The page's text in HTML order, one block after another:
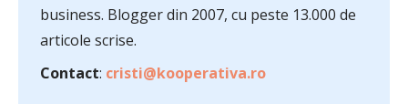
business. Blogger din 2007, cu peste 13.000 de
articole scrise.
Contact: cristi@kooperativa.ro